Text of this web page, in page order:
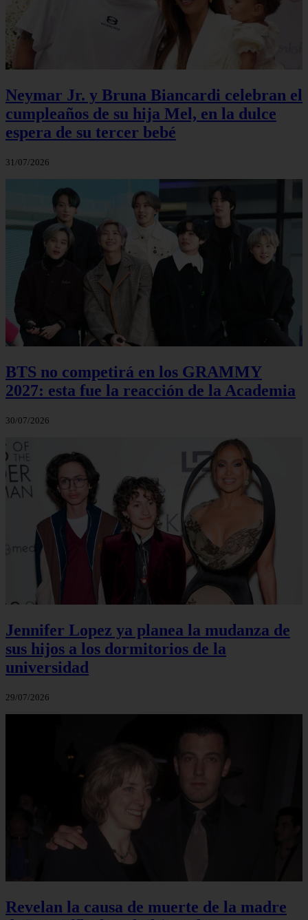
Neymar Jr. y Bruna Biancardi celebran el
cumpleaños de su hija Mel, en la dulce
espera de su tercer bebé
31/07/2026
BTS no competirá en los GRAMMY
2027: esta fue la reacción de la Academia
30/07/2026
Jennifer Lopez ya planea la mudanza de
sus hijos a los dormitorios de la
universidad
29/07/2026
Revelan la causa de muerte de la madre